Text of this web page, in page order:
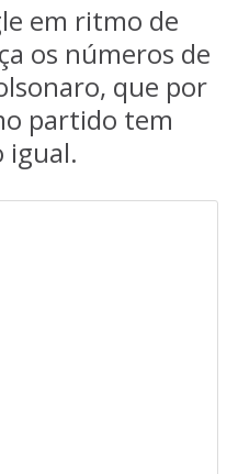
em ritmo de
os números de
que por
partido tem
igual.